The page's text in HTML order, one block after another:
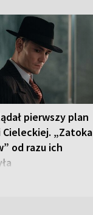
pierwszy plan
Cieleckiej. „Zatoka
od razu ich